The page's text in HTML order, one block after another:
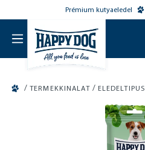
Prémium kutyaeledel
/ TERMEKKINALAT / ELEDELTIPUS